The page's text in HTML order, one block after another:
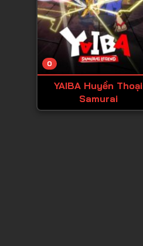
0
YAIBA Huyền Thoại
Samurai